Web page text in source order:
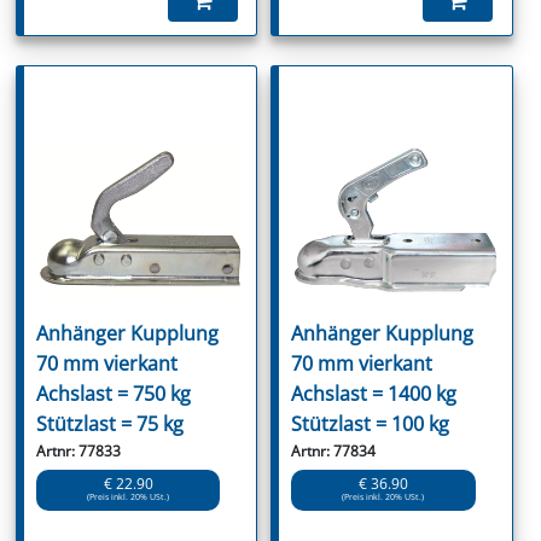
Anhänger Kupplung
70 mm vierkant
Achslast = 750 kg
Stützlast = 75 kg
Artnr: 77833
€ 22.90
(Preis inkl. 20% USt.)
Anhänger Kupplung
70 mm vierkant
Achslast = 1400 kg
Stützlast = 100 kg
Artnr: 77834
€ 36.90
(Preis inkl. 20% USt.)